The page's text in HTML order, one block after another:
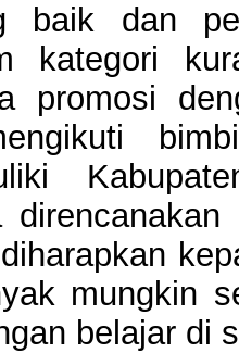
baik dan
kategori
promosi
mungkin
belajar di